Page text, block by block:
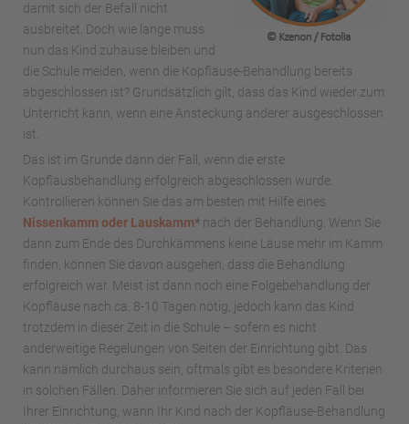
damit sich der Befall nicht
ausbreitet. Doch wie lange muss
nun das Kind zuhause bleiben und
die Schule meiden, wenn die Kopfläuse-Behandlung bereits
abgeschlossen ist? Grundsätzlich gilt, dass das Kind wieder zum
Unterricht kann, wenn eine Ansteckung anderer ausgeschlossen
ist.
Das ist im Grunde dann der Fall, wenn die erste
Kopflausbehandlung erfolgreich abgeschlossen wurde.
Kontrollieren können Sie das am besten mit Hilfe eines
Nissenkamm oder Lauskamm* nach der Behandlung. Wenn Sie
dann zum Ende des Durchkämmens keine Läuse mehr im Kamm
finden, können Sie davon ausgehen, dass die Behandlung
erfolgreich war. Meist ist dann noch eine Folgebehandlung der
Kopfläuse nach ca. 8-10 Tagen nötig, jedoch kann das Kind
trotzdem in dieser Zeit in die Schule – sofern es nicht
anderweitige Regelungen von Seiten der Einrichtung gibt. Das
kann nämlich durchaus sein, oftmals gibt es besondere Kriterien
in solchen Fällen. Daher informieren Sie sich auf jeden Fall bei
Ihrer Einrichtung, wann Ihr Kind nach der Kopfläuse-Behandlung